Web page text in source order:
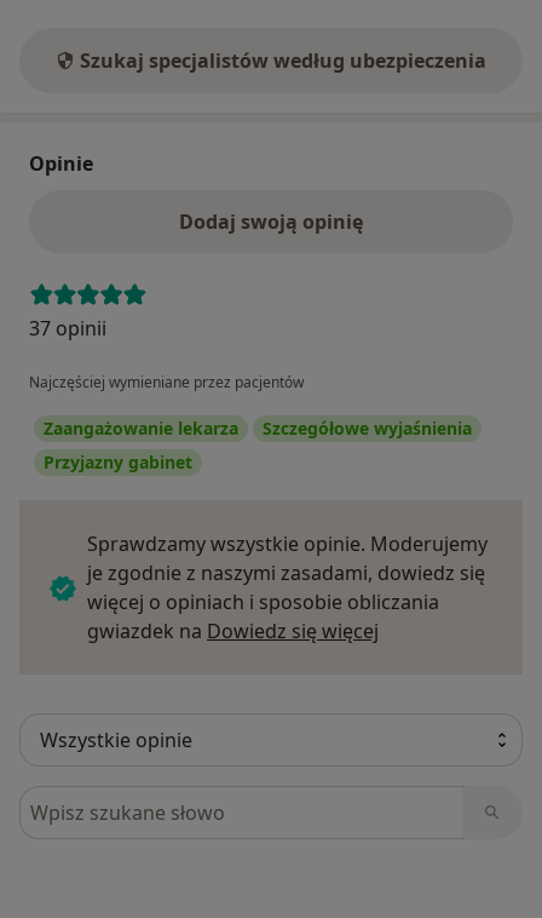
Szukaj specjalistów według ubezpieczenia
Opinie
Dodaj swoją opinię
37 opinii
Najczęściej wymieniane przez pacjentów
Zaangażowanie lekarza
Szczegółowe wyjaśnienia
Przyjazny gabinet
Sprawdzamy wszystkie opinie. Moderujemy
je zgodnie z naszymi zasadami, dowiedz się
więcej o opiniach i sposobie obliczania
gwiazdek na Dowiedz się więcej
Szukaj w opiniach